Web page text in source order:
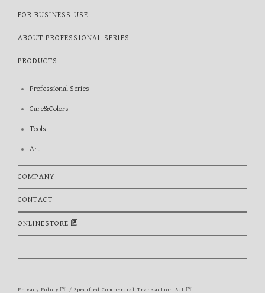
FOR BUSINESS USE
ABOUT PROFESSIONAL SERIES
PRODUCTS
Professional Series
Care&Colors
Tools
Art
COMPANY
CONTACT
ONLINESTORE
Privacy Policy / Specified Commercial Transaction Act